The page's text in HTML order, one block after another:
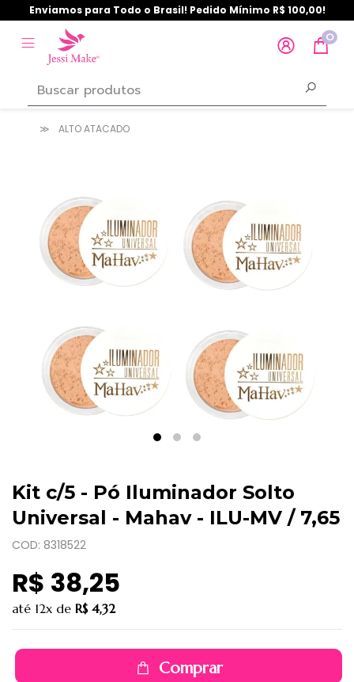
Enviamos para Todo o Brasil! Pedido Mínimo R$ 100,00!
0
ALTO ATACADO
Kit c/5 - Pó Iluminador Solto
Universal - Mahav - ILU-MV / 7,65
COD: 8318522
R$ 38,25
até 12x de R$ 4,32
Comprar